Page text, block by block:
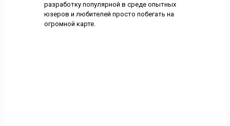
разработку популярной в среде опытных
юзеров и любителей просто побегать на
огромной карте.